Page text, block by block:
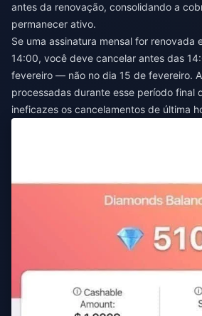
antes da renovação, consolidando a
permanecer ativo.
Se uma assinatura mensal for renovada
14:00, você deve cancelar antes das
fevereiro — não no dia 15 de fevereiro.
processadas durante esse período final
ineficazes os cancelamentos de última